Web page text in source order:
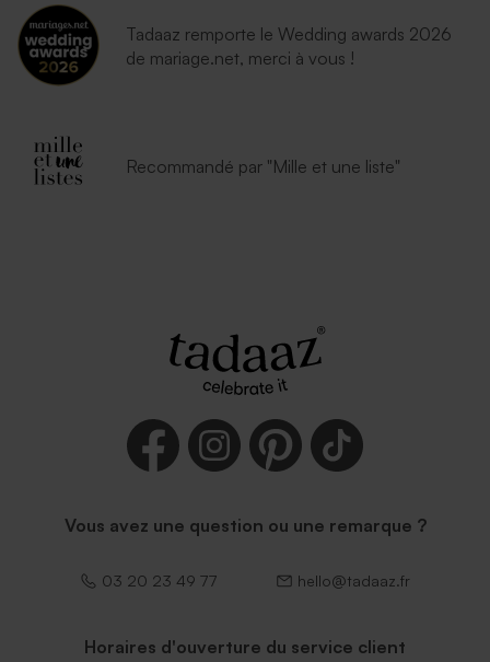
Tadaaz remporte le Wedding awards 2026
de mariage.net, merci à vous !
Recommandé par "Mille et une liste"
Vous avez une question ou une remarque ?
03 20 23 49 77 hello@tadaaz.fr
Horaires d'ouverture du service client